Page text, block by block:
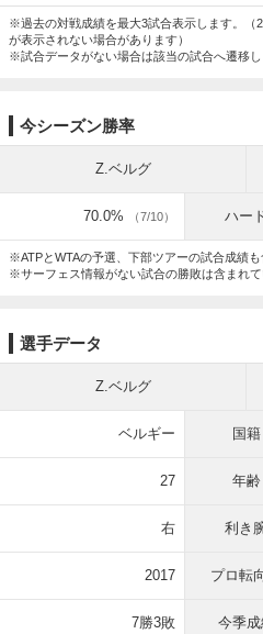
※過去の対戦成績を最大3試合表示します。（
が表示されない場合があります）
※試合データがない場合は該当の試合へ遷移し
今シーズン勝率
Z.ベルグ
70.0% （7/10） ハー
※ATPとWTAの予選、下部ツアーの試合成績
※サーフェス情報がない試合の勝敗は含まれ
選手データ
Z.ベルグ
ベルギー 国籍
27 年齢
右 利き
2017 プロ転
7勝3敗 今季成